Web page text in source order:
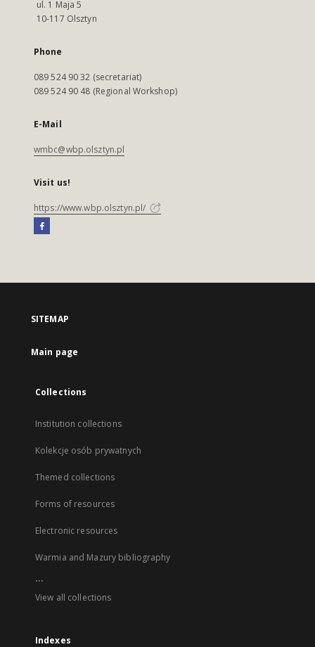
ul. 1 Maja 5
10-117 Olsztyn
Phone
089 524 90 32 (secretariat)
089 524 90 48 (Regional Workshop)
E-Mail
wmbc@wbp.olsztyn.pl
Visit us!
https://www.wbp.olsztyn.pl/
SITEMAP
Main page
Collections
Institution collections
Kolekcje osób prywatnych
Themed collections
Forms of resources
Electronic resources
Warmia and Mazury bibliography
...
View all collections
Indexes